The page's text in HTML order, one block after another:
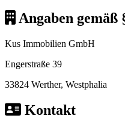
Angaben gemäß
Kus Immobilien GmbH
Engerstraße 39
33824 Werther, Westphalia
Kontakt